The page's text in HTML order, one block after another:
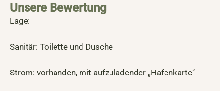
Unsere Bewertung
Lage:
Sanitär: Toilette und Dusche
Strom: vorhanden, mit aufzuladender „Hafenkarte“